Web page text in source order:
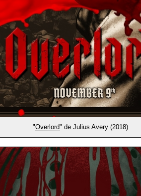
"Overlord" de Julius Avery (2018)